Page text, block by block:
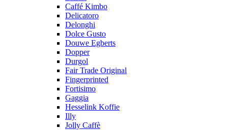
Caffé Kimbo
Delicatoro
Delonghi
Dolce Gusto
Douwe Egberts
Dopper
Durgol
Fair Trade Original
Fingerprinted
Fortisimo
Gaggia
Hesselink Koffie
Illy
Jolly Caffè